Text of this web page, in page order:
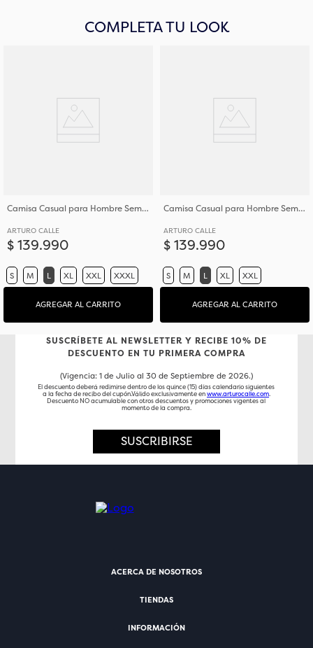
COMPLETA TU LOOK
Camisa Casual para Hombre Semi Slim Fit Corte Ajustado Al Torso
ARTURO CALLE
$ 139.990
S M L XL XXL XXXL
AGREGAR AL CARRITO
Camisa Casual para Hombre Semi Slim Fit Corte Ajustado Al Torso
ARTURO CALLE
$ 139.990
S M L XL XXL
AGREGAR AL CARRITO
SUSCRÍBETE AL NEWSLETTER Y RECIBE 10% DE
DESCUENTO EN TU PRIMERA COMPRA
(Vigencia: 1 de Julio al 30 de Septiembre de 2026.)
El descuento deberá redimirse dentro de los quince (15) días calendario siguientes
a la fecha de recibo del cupón.Válido exclusivamente enwww.arturocalle.com.
Descuento NO acumulable con otros descuentos y promociones vigentes al
momento de la compra.
SUSCRIBIRSE
ACERCA DE NOSOTROS
TIENDAS
INFORMACIÓN